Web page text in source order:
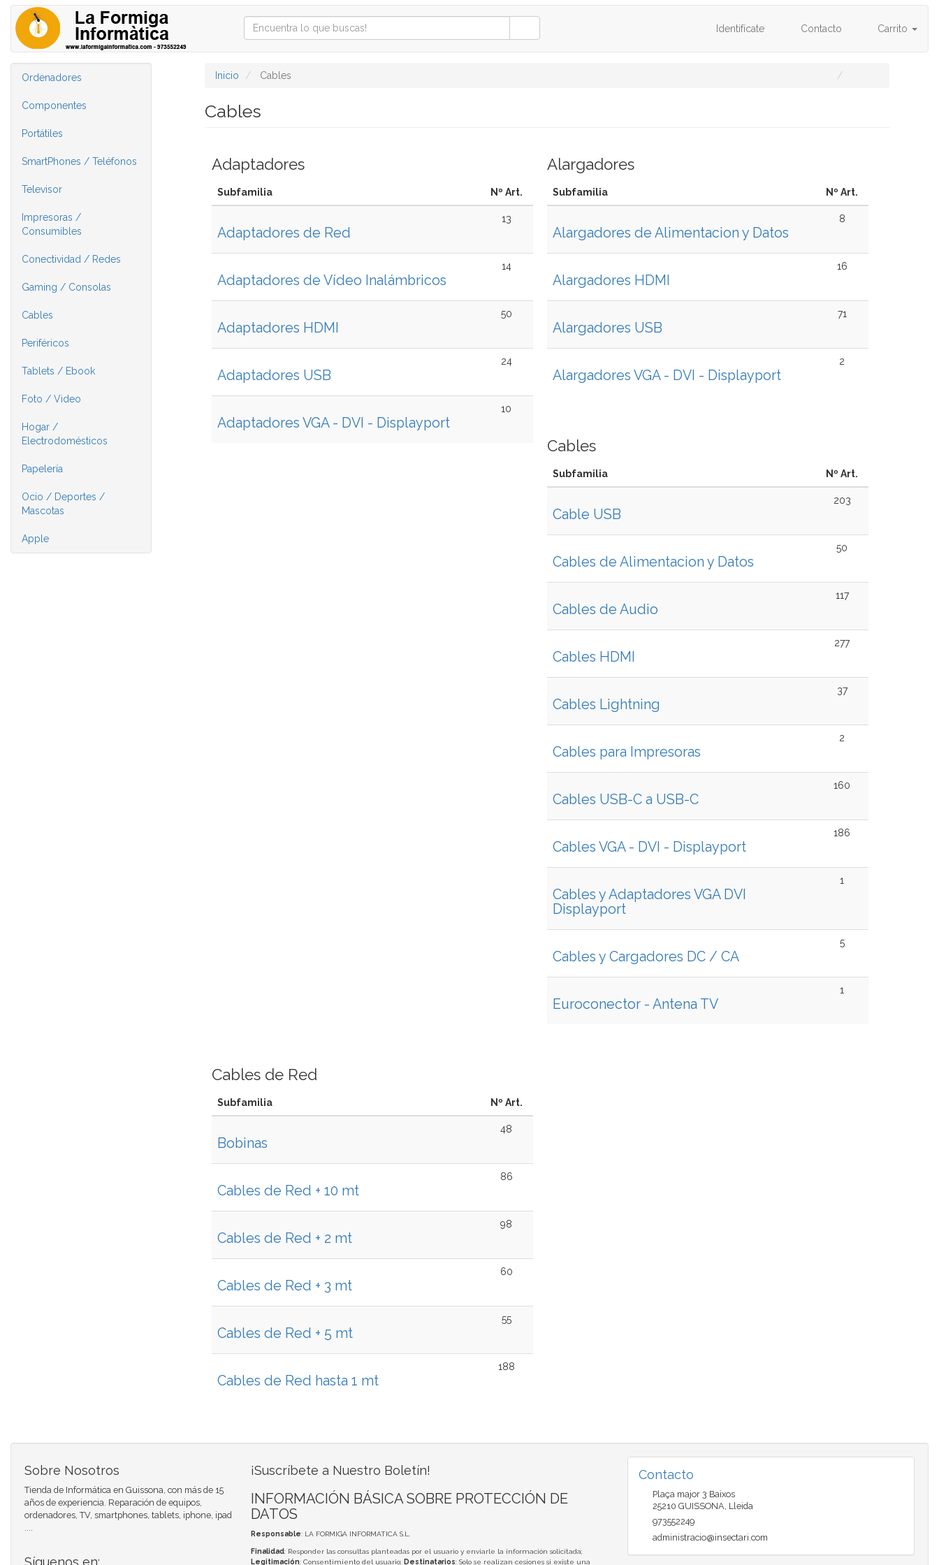
Identifícate Contacto Carrito
Ordenadores
Componentes
Portátiles
SmartPhones / Teléfonos
Televisor
Impresoras /
Consumibles
Conectividad / Redes
Gaming / Consolas
Cables
Periféricos
Tablets / Ebook
Foto / Video
Hogar /
Electrodomésticos
Papelería
Ocio / Deportes /
Mascotas
Apple
Inicio Cables
Cables
Adaptadores
Subfamilia Nº Art.
Adaptadores de Red
13
Adaptadores de Vídeo Inalámbricos
14
Adaptadores HDMI
50
Adaptadores USB
24
Adaptadores VGA - DVI - Displayport
10
Alargadores
Subfamilia Nº Art.
Alargadores de Alimentacion y Datos
8
Alargadores HDMI
16
Alargadores USB
71
Alargadores VGA - DVI - Displayport
2
Cables
Subfamilia Nº Art.
Cable USB
203
Cables de Alimentacion y Datos
50
Cables de Audio
117
Cables HDMI
277
Cables Lightning
37
Cables para Impresoras
2
Cables USB-C a USB-C
160
Cables VGA - DVI - Displayport
186
Cables y Adaptadores VGA DVI
Displayport
1
Cables y Cargadores DC / CA
5
Euroconector - Antena TV
1
Cables de Red
Subfamilia Nº Art.
Bobinas
48
Cables de Red + 10 mt
86
Cables de Red + 2 mt
98
Cables de Red + 3 mt
60
Cables de Red + 5 mt
55
Cables de Red hasta 1 mt
188
Sobre Nosotros
Tienda de Informática en Guissona, con más de 15
años de experiencia. Reparación de equipos,
ordenadores, TV, smartphones, tablets, iphone, ipad
....
Síguenos en:
¡Suscríbete a Nuestro Boletín!
INFORMACIÓN BÁSICA SOBRE PROTECCIÓN DE
DATOS
Responsable: LA FORMIGA INFORMATICA S.L.
Finalidad: Responder las consultas planteadas por el usuario y enviarle la información solicitada;
Legitimación: Consentimiento del usuario; Destinatarios: Solo se realizan cesiones si existe una
Contacto
Plaça major 3 Baixos
25210 GUISSONA, Lleida
973552249
administracio@insectari.com